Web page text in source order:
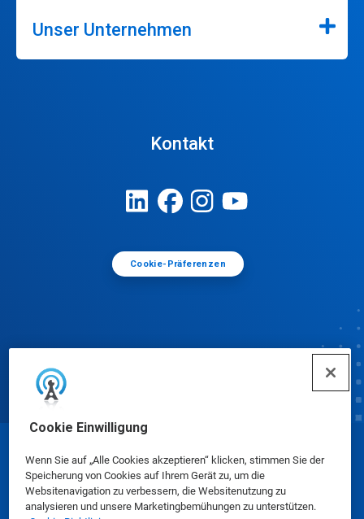
Cookie Einwilligung
Wenn Sie auf „Alle Cookies akzeptieren“ klicken, stimmen Sie der
Speicherung von Cookies auf Ihrem Gerät zu, um die
Websitenavigation zu verbessern, die Websitenutzung zu
analysieren und unsere Marketingbemühungen zu unterstützen.
Unser Unternehmen
Kontakt
Cookie-Präferenzen
© Ecolab Inc. 2025
Sicherheitsdatenblätter|Datenschutzrichtlinie